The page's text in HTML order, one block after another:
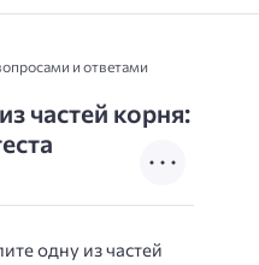
и ответами
частей корня:
одну из частей